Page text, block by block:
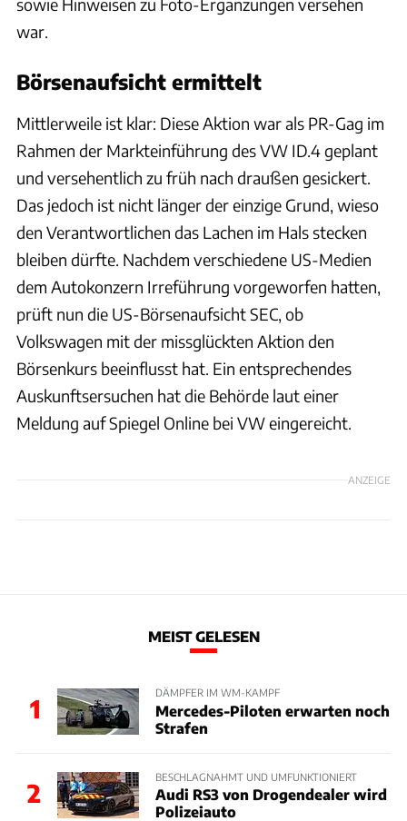
war.
Börsenaufsicht ermittelt
Mittlerweile ist klar: Diese Aktion war als PR-Gag im
Rahmen der Markteinführung des VW ID.4 geplant
und versehentlich zu früh nach draußen gesickert.
Das jedoch ist nicht länger der einzige Grund, wieso
den Verantwortlichen das Lachen im Hals stecken
bleiben dürfte. Nachdem verschiedene US-Medien
dem Autokonzern Irreführung vorgeworfen hatten,
prüft nun die US-Börsenaufsicht SEC, ob
Volkswagen mit der missglückten Aktion den
Börsenkurs beeinflusst hat. Ein entsprechendes
Auskunftsersuchen hat die Behörde laut einer
Meldung auf Spiegel Online bei VW eingereicht.
ANZEIGE
MEIST GELESEN
1
DÄMPFER IM WM-KAMPF
Mercedes-Piloten erwarten noch
Strafen
2
BESCHLAGNAHMT UND UMFUNKTIONIERT
Audi RS3 von Drogendealer wird
Polizeiauto